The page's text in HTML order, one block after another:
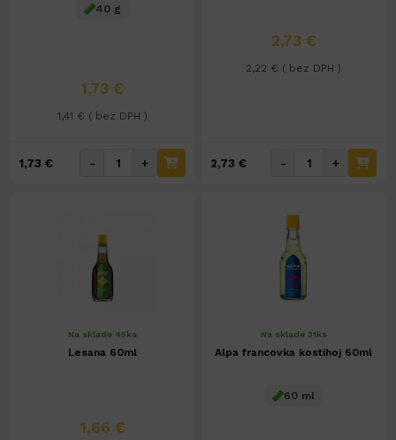
40 g
1,73 €
1,41 € ( bez DPH )
1,73 € - +
2,73 €
2,22 € ( bez DPH )
2,73 € - +
Na sklade 45ks
Lesana 60ml
1,66 €
Na sklade 31ks
Alpa francovka kostihoj 60ml
60 ml